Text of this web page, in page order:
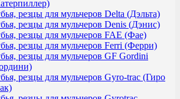
резцы для мульчеров Delta (Дэльта)
резцы для мульчеров Denis (Дэнис)
резцы для мульчеров FAE (Фае)
резцы для мульчеров Ferri (Ферри)
резцы для мульчеров GF Gordini
резцы для мульчеров Gyro-trac (Гиро